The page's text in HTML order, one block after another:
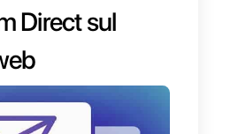
Direct sul
web